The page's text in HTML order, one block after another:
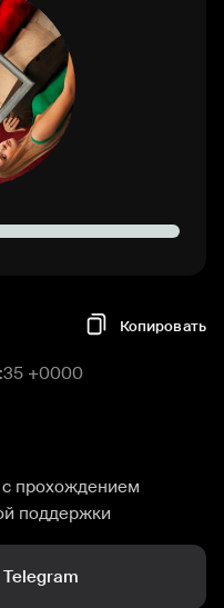
Копировать
+0000
прохождением
поддержки
Telegram